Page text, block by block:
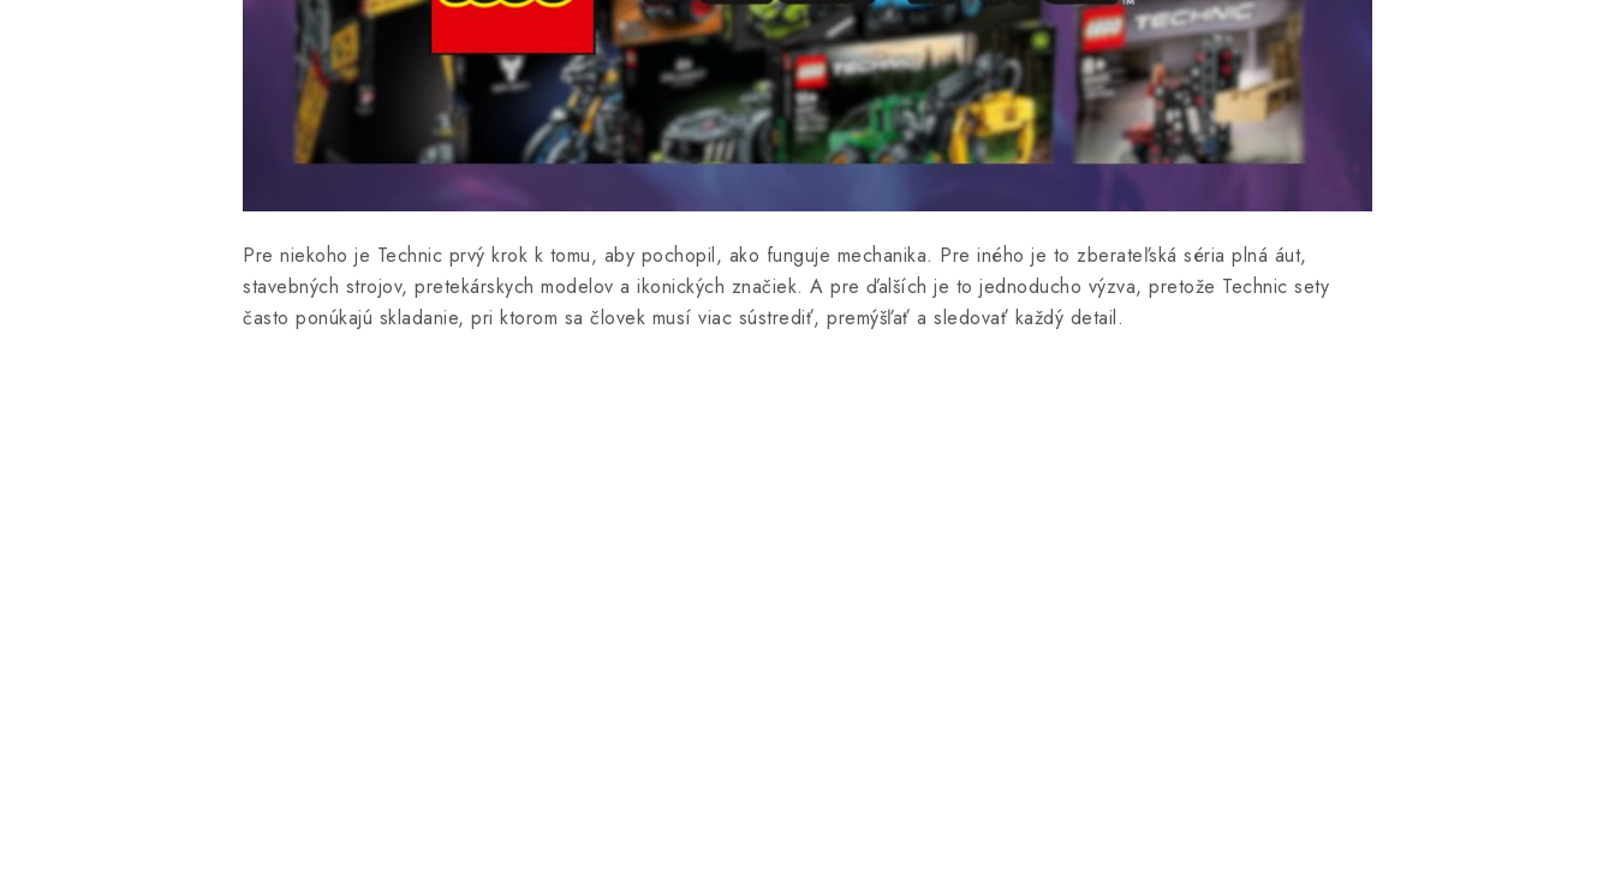
Pre niekoho je Technic prvý krok k tomu, aby pochopil, ako funguje mechanika. Pre iného je to zberateľská séria plná áut,
stavebných strojov, pretekárskych modelov a ikonických značiek. A pre ďalších je to jednoducho výzva, pretože Technic sety
často ponúkajú skladanie, pri ktorom sa človek musí viac sústrediť, premýšľať a sledovať každý detail.